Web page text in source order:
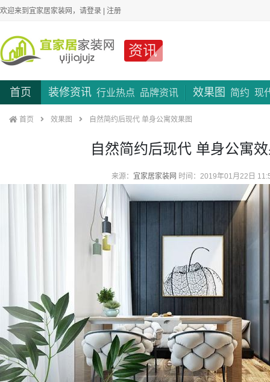
欢迎来到宜家居家装网，请登录 | 注册
资讯
首页 装修资讯 行业热点 品牌资讯 效果图 简约 现
首页 效果图 自然简约后现代 单身公寓效果图
自然简约后现代 单身公寓
来源： 宜家居家装网 时间：2019年01月22日